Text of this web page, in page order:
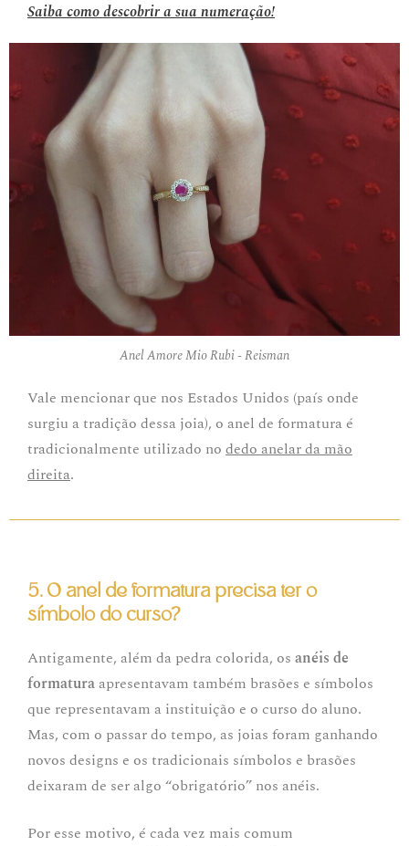
Saiba como descobrir a sua numeração!
Anel Amore Mio Rubi - Reisman
Vale mencionar que nos Estados Unidos (país onde
surgiu a tradição dessa joia), o anel de formatura é
tradicionalmente utilizado no dedo anelar da mão
direita.
5. O anel de formatura precisa ter o
símbolo do curso?
Antigamente, além da pedra colorida, os anéis de
formaturaapresentavam também brasões e símbolos
que representavam a instituição e o curso do aluno.
Mas, com o passar do tempo, as joias foram ganhando
novos designs e os tradicionais símbolos e brasões
deixaram de ser algo “obrigatório” nos anéis.
Por esse motivo, é cada vez mais comum